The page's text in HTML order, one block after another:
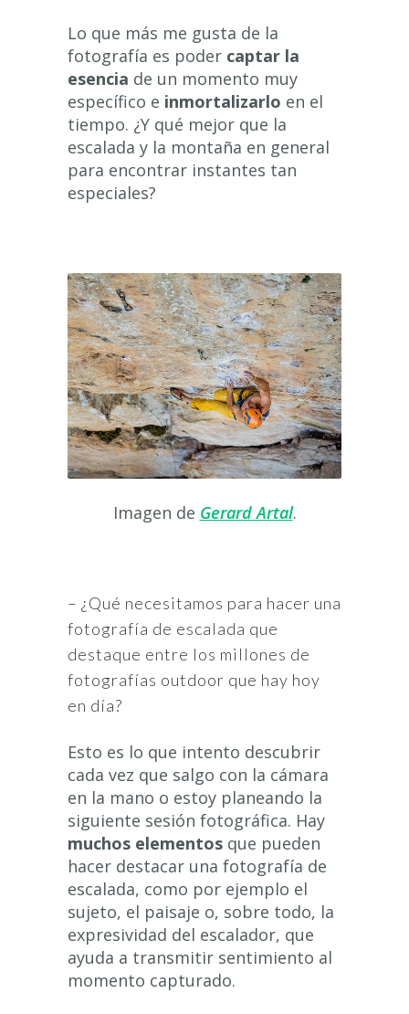
Lo que más me gusta de la
fotografía es poder captar la
esencia de un momento muy
específico e inmortalizarlo en el
tiempo. ¿Y qué mejor que la
escalada y la montaña en general
para encontrar instantes tan
especiales?
Imagen de Gerard Artal.
– ¿Qué necesitamos para hacer una
fotografía de escalada que
destaque entre los millones de
fotografías outdoor que hay hoy
en día?
Esto es lo que intento descubrir
cada vez que salgo con la cámara
en la mano o estoy planeando la
siguiente sesión fotográfica. Hay
muchos elementos que pueden
hacer destacar una fotografía de
escalada, como por ejemplo el
sujeto, el paisaje o, sobre todo, la
expresividad del escalador, que
ayuda a transmitir sentimiento al
momento capturado.